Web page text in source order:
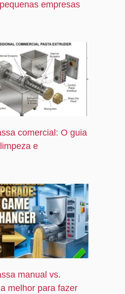
r
empresas
comercial: O guia
e
manual vs.
melhor para fazer